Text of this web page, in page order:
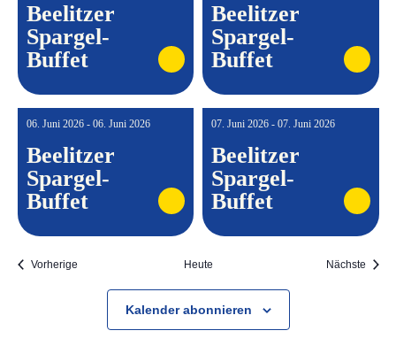
Beelitzer
Spargel-
Buffet
Beelitzer
Spargel-
Buffet
06. Juni 2026 - 06. Juni 2026
Beelitzer
Spargel-
Buffet
07. Juni 2026 - 07. Juni 2026
Beelitzer
Spargel-
Buffet
VorherigeVeranstaltungen Heute Nächste
Kalender abonnieren